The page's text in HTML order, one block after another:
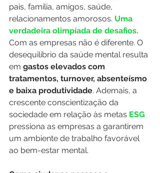
pais, família, amigos, saúde,
relacionamentos amorosos. Uma
verdadeira olimpíada de desafios.
Com as empresas não é diferente. O
desequilíbrio da saúde mental resulta
em gastos elevados com
tratamentos, turnover, absenteísmo
e baixa produtividade. Ademais, a
crescente conscientização da
sociedade em relação às metas ESG
pressiona as empresas a garantirem
um ambiente de trabalho favorável
ao bem-estar mental.